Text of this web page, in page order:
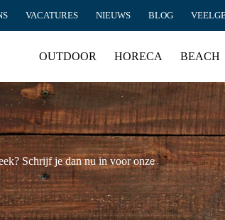
VACATURES NIEUWS BLOG
OUTDOOR HORECA BEACH
Schrijf je dan nu in voor onze